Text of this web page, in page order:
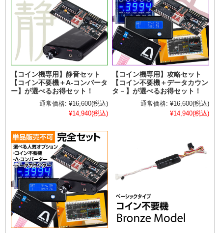
【コイン機専用】静音セット
【コイン不要機＋A-コンバータ
ー】が選べるお得セット！
通常価格: ¥16,600(税込)
¥14,940(税込)
【コイン機専用】攻略セット
【コイン不要機＋データカウン
タ－】が選べるお得セット！
通常価格: ¥16,600(税込)
¥14,940(税込)